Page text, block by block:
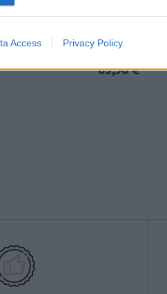
Access Privacy Policy
CHOKLATE BIELA SUKŇA
69,90 €